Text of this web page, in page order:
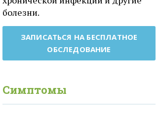
болезни.
ЗАПИСАТЬСЯ НА БЕСПЛАТНОЕ
ОБСЛЕДОВАНИЕ
Симптомы